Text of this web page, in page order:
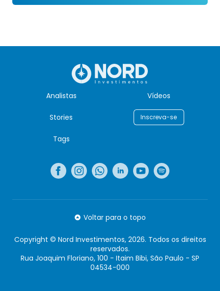
Analistas Vídeos
Stories Inscreva-se
Tags
Voltar para o topo
Copyright © Nord Investimentos, 2026. Todos os direitos
reservados.
Rua Joaquim Floriano, 100 - Itaim Bibi, São Paulo - SP
04534-000